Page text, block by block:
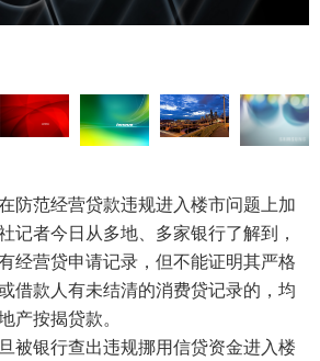
防范经营贷款违规进入楼市问题上加
记者今日从多地、多家银行了解到，
经营贷申请记录，但不能证明其严格
借款人有未结清的消费贷记录的，均
产按揭贷款。
被银行查出违规挪用信贷资金进入楼